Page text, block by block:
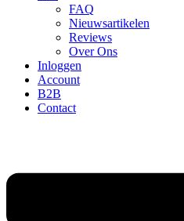
FAQ
Nieuwsartikelen
Reviews
Over Ons
Inloggen
Account
B2B
Contact